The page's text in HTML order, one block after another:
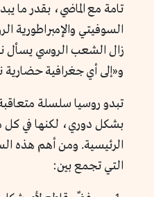
تامة مع الماضي، بقدر ما
السوفيتي والإمبراطورية
زال الشعب الروسي يسأل
و«إلى أي جغرافية حضارية
تبدو روسيا سلسلة
بشكل دوري، لكنها في
الرئيسية. ومن أهم هذه
التي تجمع بين: